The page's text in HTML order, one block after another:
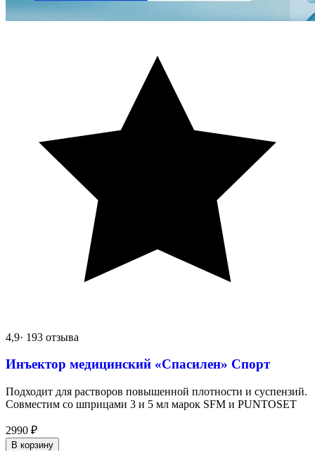
4,9· 193 отзыва
Инъектор медицинский «Спасилен» Спорт
Подходит для растворов повышенной плотности и суспензий.
Совместим со шприцами 3 и 5 мл марок SFM и PUNTOSET
2990 ₽
В корзину